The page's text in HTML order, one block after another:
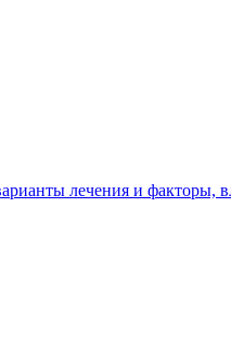
лечения и факторы,